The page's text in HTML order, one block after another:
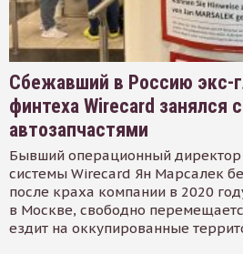
Сбежавший в Россию экс-
финтеха Wirecard занялся
автозапчастями
Бывший операционный
системы Wirecard Ян Марсалек
после краха компании в 2020
в Москве, свободно
ездит на оккупированные